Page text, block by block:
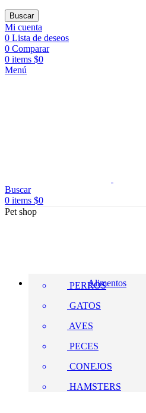
Buscar
Mi cuenta
0 Lista de deseos
0 Comparar
0 items $0
Menú
Buscar
0 items $0
Pet shop
Alimentos
PERROS
GATOS
AVES
PECES
CONEJOS
HAMSTERS